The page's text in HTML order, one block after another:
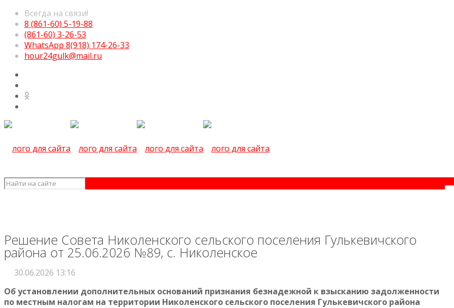
Всегда на связи!
8 (861-60) 5-19-88
(861-60) 3-26-53
WhatsApp 8(918) 174-26-33
hour24gulk@mail.ru
Решение Совета Николенского сельского поселения Гулькевичского
района от 25.06.2026 №89, с. Николенское
30.06.2026 13:16
Об установлении дополнительных оснований признания безнадежной к взысканию задолженности
по местным налогам на территории Николенского сельского поселения Гулькевичского района